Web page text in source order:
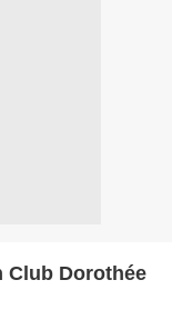
Club Dorothée